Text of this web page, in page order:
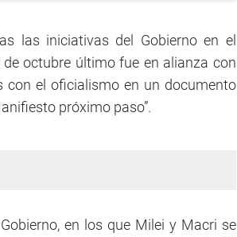
las iniciativas del Gobierno en el
octubre último fue en alianza con
con el oficialismo en un documento
próximo paso”.
en los que Milei y Macri se